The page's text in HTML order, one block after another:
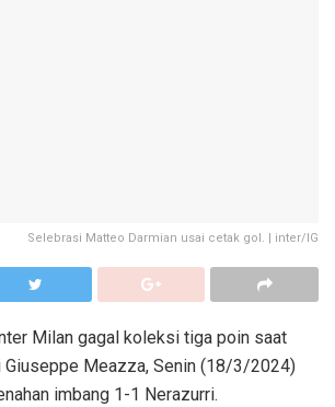
Selebrasi Matteo Darmian usai cetak gol. | inter/IG
Milan gagal koleksi tiga poin saat
Giuseppe Meazza, Senin (18/3/2024)
imbang 1-1 Nerazurri.